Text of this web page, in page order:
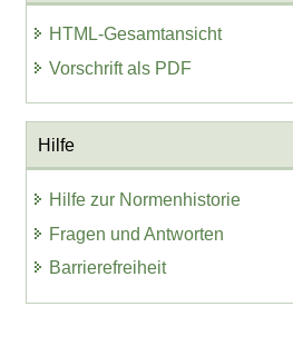
HTML-Gesamtansicht
Vorschrift als PDF
Hilfe
Hilfe zur Normenhistorie
Fragen und Antworten
Barrierefreiheit